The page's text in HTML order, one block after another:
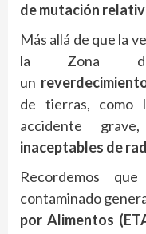
de mutación
Más allá de que la
la Zona de
un
de tierras, como
accidente
inaceptables de
Recordemos
contaminado
por Alimentos